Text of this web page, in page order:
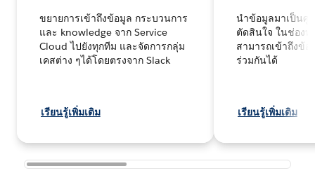
ขยายการเข้าถึงข้อมูล กระบวนการ
และ knowledge จาก Service
Cloud ไปยังทุกทีม และจัดการกลุ่ม
เคสต่าง ๆได้โดยตรงจาก Slack
เรียนรู้เพิ่มเติม
นำข้อมูลมาเป็นศู
ตัดสินใจ ในช่องท
สามารถเข้าถึงข้
ร่วมกันได้
เรียนรู้เพิ่มเติม